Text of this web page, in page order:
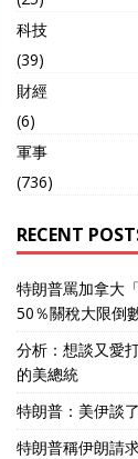
科技
(39)
財經
(6)
軍事
(736)
RECENT
特朗普罵加拿大
50％關稅大限倒
分析：想談又愛
的美總統
特朗普：美伊談
特朗普稱伊朗請